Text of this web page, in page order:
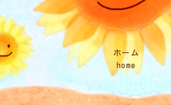
ホーム
home